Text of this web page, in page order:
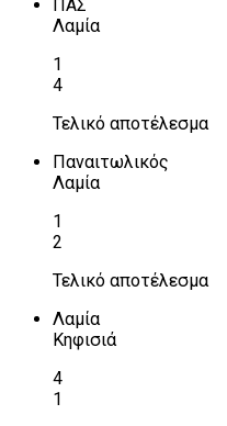
ΠΑΣ
Λαμία
1
4
Τελικό αποτέλεσμα
Παναιτωλικός
Λαμία
1
2
Τελικό αποτέλεσμα
Λαμία
Κηφισιά
4
1